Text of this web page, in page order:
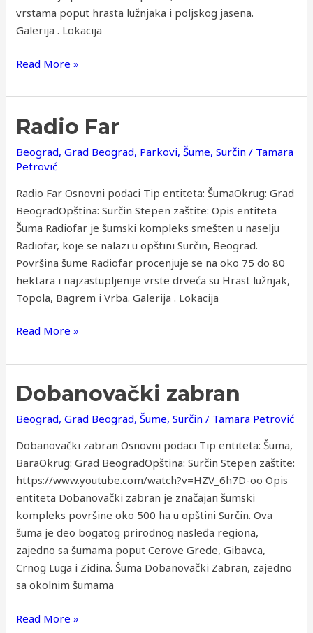
vrstama poput hrasta lužnjaka i poljskog jasena.
Galerija . Lokacija
Read More »
Radio Far
Beograd,Grad Beograd, Parkovi,Šume,Surčin / Tamara
Petrović
Radio Far Osnovni podaci Tip entiteta: ŠumaOkrug: Grad
BeogradOpština: Surčin Stepen zaštite: Opis entiteta
Šuma Radiofar je šumski kompleks smešten u naselju
Radiofar, koje se nalazi u opštini Surčin, Beograd.
Površina šume Radiofar procenjuje se na oko 75 do 80
hektara i najzastupljenije vrste drveća su Hrast lužnjak,
Topola, Bagrem i Vrba. Galerija . Lokacija
Radio
Far
Read More »
Dobanovački zabran
Beograd,Grad Beograd,Šume,Surčin / Tamara Petrović
Dobanovački zabran Osnovni podaci Tip entiteta: Šuma,
BaraOkrug: Grad BeogradOpština: Surčin Stepen zaštite:
https://www.youtube.com/watch?v=HZV_6h7D-oo Opis
entiteta Dobanovački zabran je značajan šumski
kompleks površine oko 500 ha u opštini Surčin. Ova
šuma je deo bogatog prirodnog nasleđa regiona,
zajedno sa šumama poput Cerove Grede, Gibavca,
Crnog Luga i Zidina. ​​Šuma Dobanovački Zabran, zajedno
sa okolnim šumama
Dobanovački
zabran
Read More »